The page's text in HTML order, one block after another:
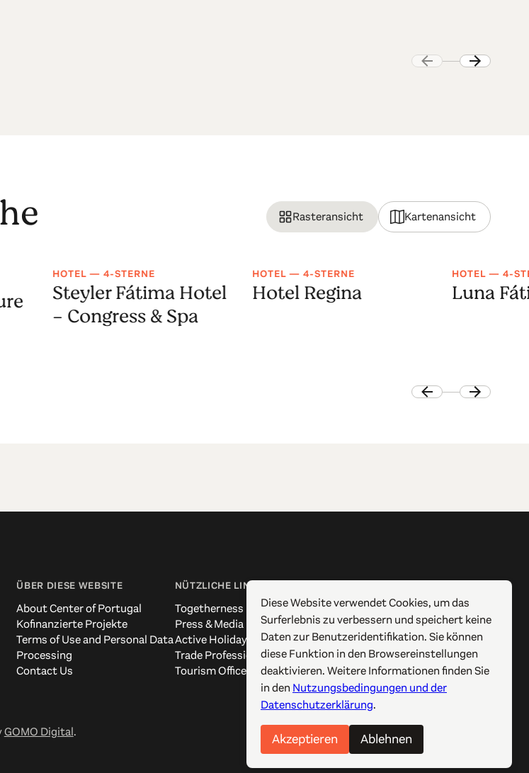
Rasteransicht Kartenansicht
HOTEL — 4-STERNE
Steyler Fátima Hotel
- Congress & Spa
HOTEL — 4-STERNE
Hotel Regina
HOTEL — 4-
Luna
ÜBER DIESE WEBSITE
About Center of Portugal
Kofinanzierte Projekte
Terms of Use and Personal Data
Processing
Contact Us
NÜTZLICHE LINKS
Togetherness
Press & Media
Active Holidays
Trade Professionals
Tourism Offices
Facebook
Instagram
X / Twitter
Pinterest
YouTube
GOMO Digital.
Diese Website verwendet Cookies, um das
Surferlebnis zu verbessern und speichert keine
Daten zur Benutzeridentifikation. Sie können
diese Funktion in den Browsereinstellungen
deaktivieren. Weitere Informationen finden Sie
in den Nutzungsbedingungen und der
Datenschutzerklärung.
Akzeptieren Ablehnen